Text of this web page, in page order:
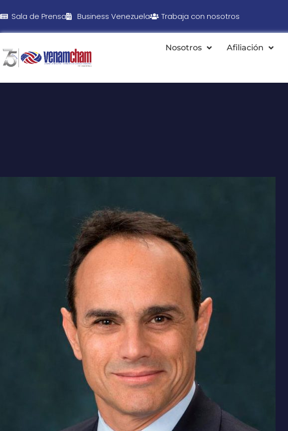
Sala de Prensa Business Venezuela Trabaja con nosotros
Nosotros Afiliación